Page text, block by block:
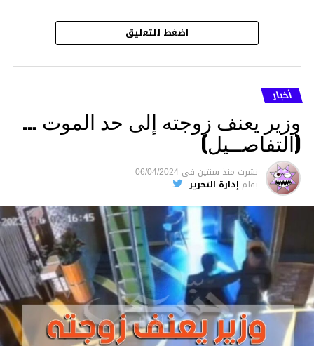
اضغط للتعليق
أخبار
وزير يعنف زوجته إلى حد الموت …
(التفاصــيل)
نشرت منذ سنتين فى 06/04/2024
بقلم إدارة التحرير